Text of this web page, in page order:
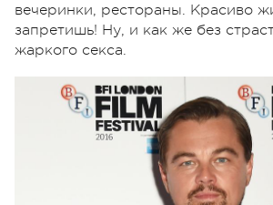
вечеринки, рестораны. Красиво
запретишь! Ну, и как же без
жаркого секса.